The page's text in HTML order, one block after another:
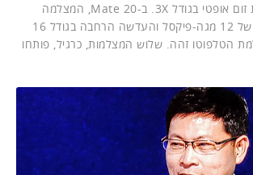
מגה-פיקסל ומספקת זום אופטי בגודל 3X. ב-Mate 20, המצלמה
הראשית היא בגודל של 12 מגה-פיקסל והעדשה הרחבה בגודל 16
הטלפוטו זהה. שלוש המצלמות, כרגיל, פותחו